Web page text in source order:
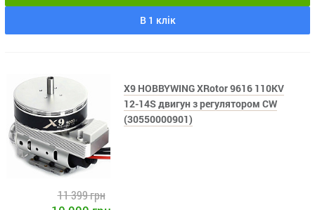
В 1 клік
X9 HOBBYWING XRotor 9616 110KV
12-14S двигун з регулятором CW
(30550000901)
11 399 грн